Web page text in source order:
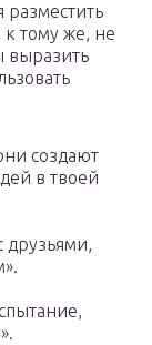
разместить
к тому же, не
выразить
создают
в твоей
друзьями,